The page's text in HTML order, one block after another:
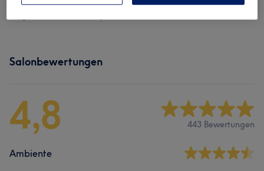
Salonbewertungen
4,8 443 Bewertungen
Ambiente